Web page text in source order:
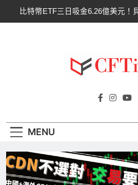
比特幣ETF三日吸金6.26億美元！
以太幣區間壓縮！100日均線1,920
比特幣ETF三日吸金6.26億美元！
CLARITY法案最後闖關！開發者免
Cftime.io
AI（ChatGPT）
MENU